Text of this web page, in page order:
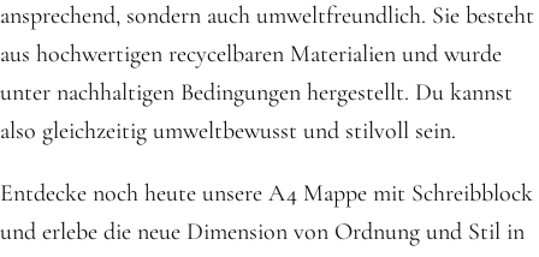
ansprechend, sondern auch umweltfreundlich. Sie besteht
aus hochwertigen recycelbaren Materialien und wurde
unter nachhaltigen Bedingungen hergestellt. Du kannst
also gleichzeitig umweltbewusst und stilvoll sein.
Entdecke noch heute unsere A4 Mappe mit Schreibblock
und erlebe die neue Dimension von Ordnung und Stil in